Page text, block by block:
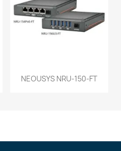
NEOUSYS NRU-150-FT